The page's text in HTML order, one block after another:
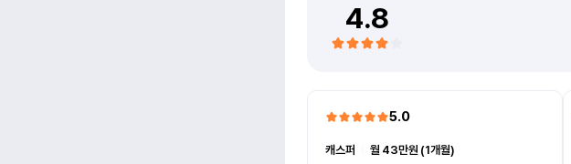
4.8
5.0
캐스퍼
월 43만원 (1개월)